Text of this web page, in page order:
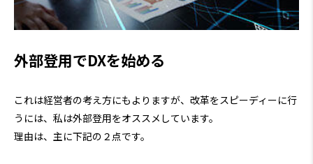
外部登用でDXを始める
これは経営者の考え方にもよりますが、改革をスピーディーに行
うには、私は外部登用をオススメしています。
理由は、主に下記の２点です。